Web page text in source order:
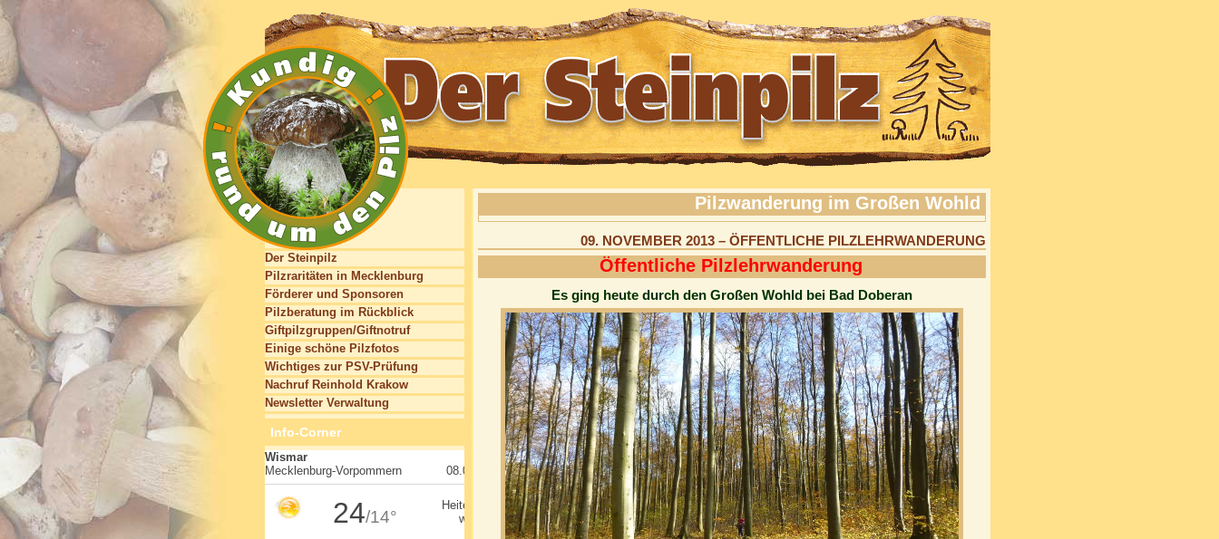
Pilzwanderung im Großen Wohld
09. NOVEMBER 2013 – ÖFFENTLICHE PILZLEHRWANDERUNG
Öffentliche Pilzlehrwanderung
Es ging heute durch den Großen Wohld bei Bad Doberan
Der Steinpilz
Pilzraritäten in Mecklenburg
Förderer und Sponsoren
Pilzberatung im Rückblick
Giftpilzgruppen/Giftnotruf
Einige schöne Pilzfotos
Wichtiges zur PSV-Prüfung
Nachruf Reinhold Krakow
Newsletter Verwaltung
Info-Corner